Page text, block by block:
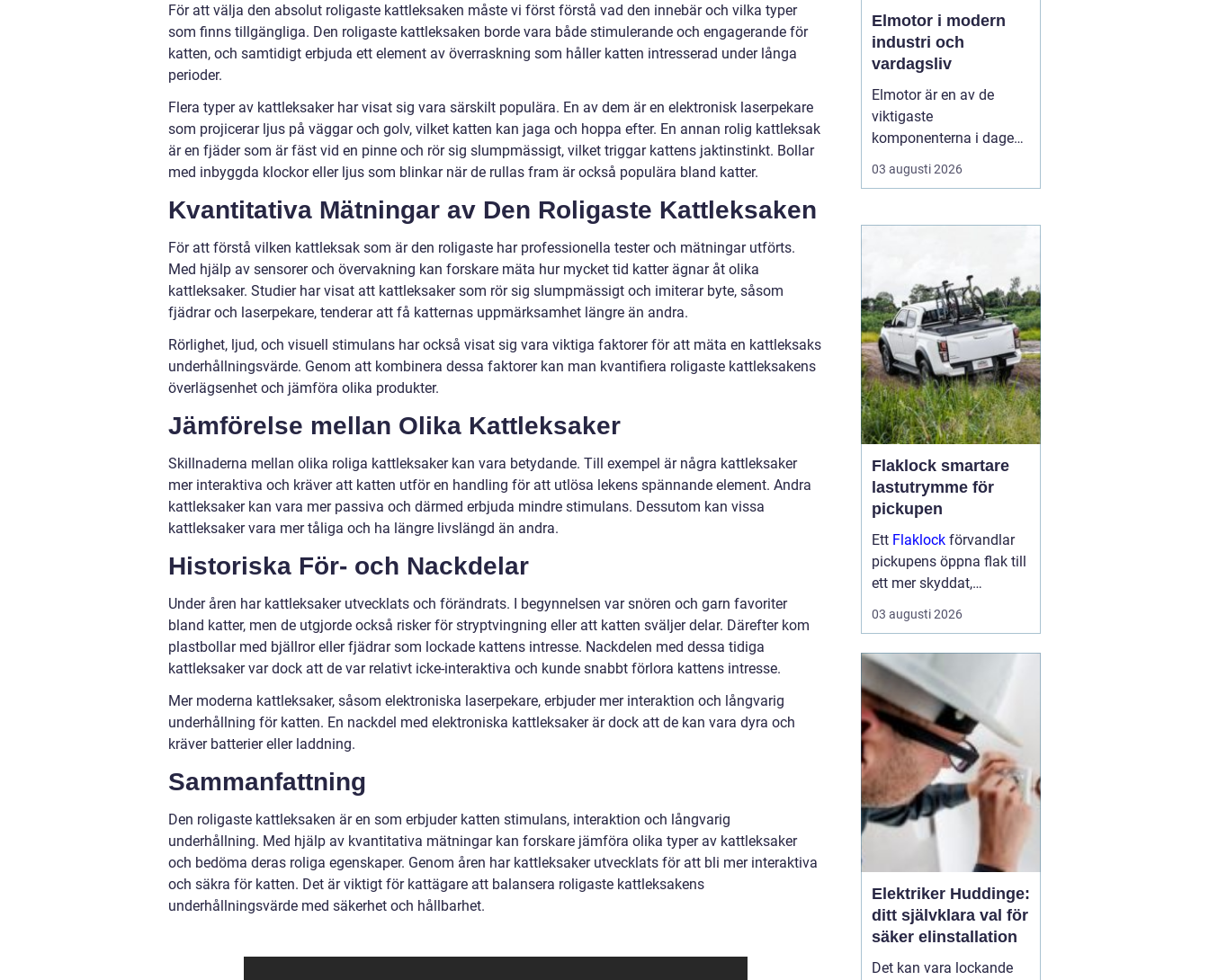
För att välja den absolut roligaste kattleksaken måste vi först förstå vad den innebär och vilka typer
som finns tillgängliga. Den roligaste kattleksaken borde vara både stimulerande och engagerande för
katten, och samtidigt erbjuda ett element av överraskning som håller katten intresserad under långa
perioder.
Flera typer av kattleksaker har visat sig vara särskilt populära. En av dem är en elektronisk laserpekare
som projicerar ljus på väggar och golv, vilket katten kan jaga och hoppa efter. En annan rolig kattleksak
är en fjäder som är fäst vid en pinne och rör sig slumpmässigt, vilket triggar kattens jaktinstinkt. Bollar
med inbyggda klockor eller ljus som blinkar när de rullas fram är också populära bland katter.
Kvantitativa Mätningar av Den Roligaste Kattleksaken
För att förstå vilken kattleksak som är den roligaste har professionella tester och mätningar utförts.
Med hjälp av sensorer och övervakning kan forskare mäta hur mycket tid katter ägnar åt olika
kattleksaker. Studier har visat att kattleksaker som rör sig slumpmässigt och imiterar byte, såsom
fjädrar och laserpekare, tenderar att få katternas uppmärksamhet längre än andra.
Rörlighet, ljud, och visuell stimulans har också visat sig vara viktiga faktorer för att mäta en kattleksaks
underhållningsvärde. Genom att kombinera dessa faktorer kan man kvantifiera roligaste kattleksakens
överlägsenhet och jämföra olika produkter.
Jämförelse mellan Olika Kattleksaker
Skillnaderna mellan olika roliga kattleksaker kan vara betydande. Till exempel är några kattleksaker
mer interaktiva och kräver att katten utför en handling för att utlösa lekens spännande element. Andra
kattleksaker kan vara mer passiva och därmed erbjuda mindre stimulans. Dessutom kan vissa
kattleksaker vara mer tåliga och ha längre livslängd än andra.
Historiska För- och Nackdelar
Under åren har kattleksaker utvecklats och förändrats. I begynnelsen var snören och garn favoriter
bland katter, men de utgjorde också risker för stryptvingning eller att katten sväljer delar. Därefter kom
plastbollar med bjällror eller fjädrar som lockade kattens intresse. Nackdelen med dessa tidiga
kattleksaker var dock att de var relativt icke-interaktiva och kunde snabbt förlora kattens intresse.
Mer moderna kattleksaker, såsom elektroniska laserpekare, erbjuder mer interaktion och långvarig
underhållning för katten. En nackdel med elektroniska kattleksaker är dock att de kan vara dyra och
kräver batterier eller laddning.
Sammanfattning
Den roligaste kattleksaken är en som erbjuder katten stimulans, interaktion och långvarig
underhållning. Med hjälp av kvantitativa mätningar kan forskare jämföra olika typer av kattleksaker
och bedöma deras roliga egenskaper. Genom åren har kattleksaker utvecklats för att bli mer interaktiva
och säkra för katten. Det är viktigt för kattägare att balansera roligaste kattleksakens
underhållningsvärde med säkerhet och hållbarhet.
Elmotor i modern
industri och
vardagsliv
Elmotor är en av de
viktigaste
komponenterna i dagens
samhälle, från små
hushållsapparater till
En väl vald och rättskött
03 augusti 2026
Flaklock smartare
lastutrymme för
pickupen
Ett Flaklock förvandlar
pickupens öppna flak till
ett mer skyddat,
praktiskt och ibland
också mer bränslesnålt
är skillnaden tydlig
redan efter första
veckan: mindre stök,
torrar...
03 augusti 2026
Elektriker Huddinge:
ditt självklara val för
säker elinstallation
Det kan vara lockande